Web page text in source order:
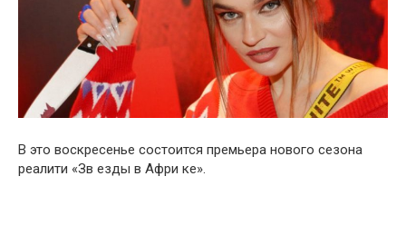
В это воскресенье состоится премьера нового сезона
реалити «Зв езды в Афри ке».